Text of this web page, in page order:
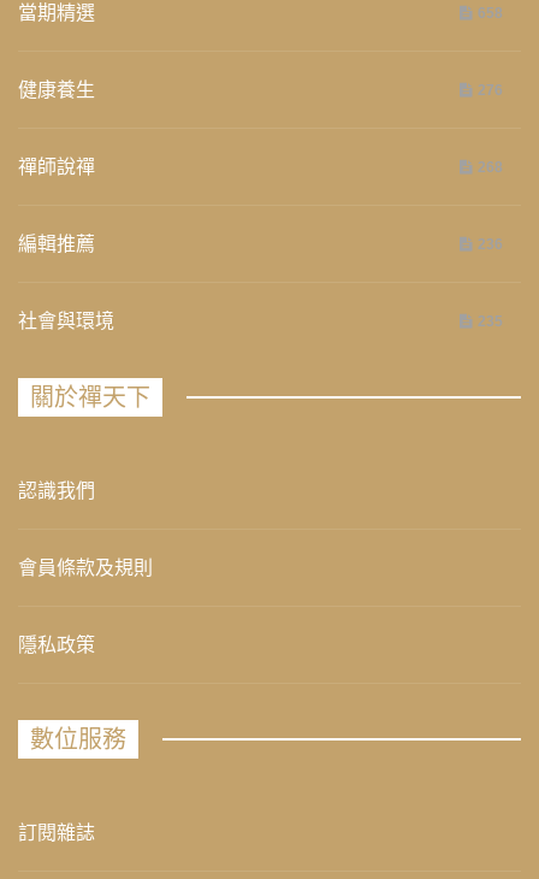
當期精選 658
健康養生 276
禪師說禪 268
編輯推薦 236
社會與環境 235
關於禪天下
認識我們
會員條款及規則
隱私政策
數位服務
訂閱雜誌